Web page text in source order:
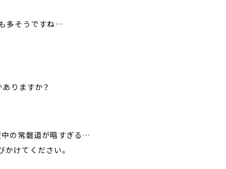
多そうですね…
ありますか？
中の常磐道が暗すぎる…
けてください。